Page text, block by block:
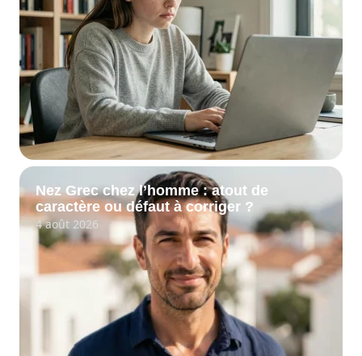
Nez Grec chez l’homme : atout de
caractère ou défaut à corriger ?
4 août 2026